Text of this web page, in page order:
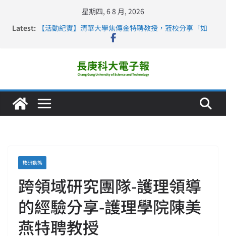
星期四, 6 8 月, 2026
Latest:
【活動紀實】清華大學焦傳金特聘教授，蒞校分享「如
長庚科大連四年穩居《遠見》醫學大學第5名 辦學實力再
深化永續醫療 長庚科大攜菲、印頂尖大學跨國合作
長庚科大護理系勇奪2026羅馬尼亞歐洲盃國際發明展雙
金牌暨雙特別獎 AI智慧照護與護理教育創新獲國際肯定
教研動態
跨領域研究團隊-護理領導
的經驗分享-護理學院陳美
燕特聘教授